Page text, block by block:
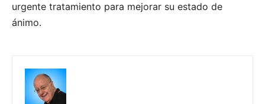
urgente tratamiento para mejorar su estado de
ánimo.